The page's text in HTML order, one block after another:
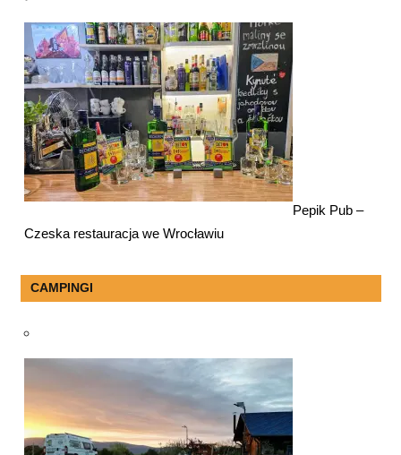
Pepik Pub –
Czeska restauracja we Wrocławiu
CAMPINGI